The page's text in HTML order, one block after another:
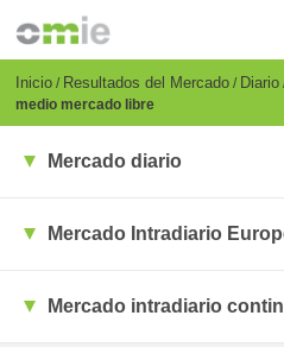
principal
Breadcrumb
Inicio Resultados del Mercado Diario
medio mercado libre
Mercado diario
Mercado Intradiario
Mercado intradiario